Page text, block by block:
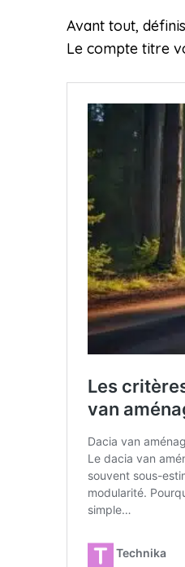
Avant tout,
Le compte titre